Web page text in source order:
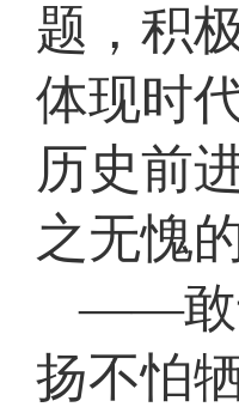
题，积
体现时
历史前
之无愧
——敢
扬不怕